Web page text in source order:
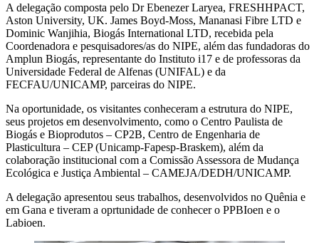
A delegação composta pelo Dr Ebenezer Laryea, FRESHHPACT,
Aston University, UK. James Boyd-Moss, Mananasi Fibre LTD e
Dominic Wanjihia, Biogás International LTD, recebida pela
Coordenadora e pesquisadores/as do NIPE, além das fundadoras do
Amplun Biogás, representante do Instituto i17 e de professoras da
Universidade Federal de Alfenas (UNIFAL) e da
FECFAU/UNICAMP, parceiras do NIPE.
Na oportunidade, os visitantes conheceram a estrutura do NIPE,
seus projetos em desenvolvimento, como o Centro Paulista de
Biogás e Bioprodutos – CP2B, Centro de Engenharia de
Plasticultura – CEP (Unicamp-Fapesp-Braskem), além da
colaboração institucional com a Comissão Assessora de Mudança
Ecológica e Justiça Ambiental – CAMEJA/DEDH/UNICAMP.
A delegação apresentou seus trabalhos, desenvolvidos no Quênia e
em Gana e tiveram a oprtunidade de conhecer o PPBIoen e o
Labioen.